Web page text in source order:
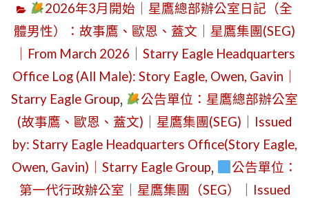
23
日
(星
期
四)
｜
第
2
區
2026年3月開始｜星鷹總部辦公室日記（全
體男性）：故事鷹、歐恩、蓋文｜星鷹集團(SEG)
｜From March 2026｜Starry Eagle Headquarters
Office Log (All Male): Story Eagle, Owen, Gavin｜
Starry Eagle Group,
公告單位：星鷹總部辦公室
(故事鷹、歐恩、蓋文)｜星鷹集團(SEG)｜Issued
by: Starry Eagle Headquarters Office(Story Eagle,
Owen, Gavin)｜Starry Eagle Group,
公告單位：
第一代行政辦公室｜星鷹集團（SEG）｜Issued